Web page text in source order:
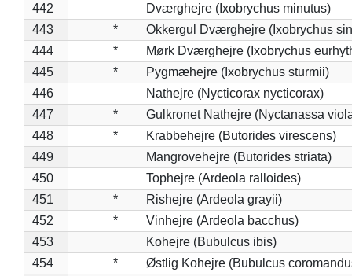
442
Dværghejre (Ixobrychus minutus)
443
*
Okkergul Dværghejre (Ixobrychus
444
*
Mørk Dværghejre (Ixobrychus
445
*
Pygmæhejre (Ixobrychus sturmii)
446
Nathejre (Nycticorax nycticorax)
447
*
Gulkronet Nathejre (Nyctanassa
448
*
Krabbehejre (Butorides virescens)
449
Mangrovehejre (Butorides striata)
450
Tophejre (Ardeola ralloides)
451
*
Rishejre (Ardeola grayii)
452
*
Vinhejre (Ardeola bacchus)
453
Kohejre (Bubulcus ibis)
454
*
Østlig Kohejre (Bubulcus